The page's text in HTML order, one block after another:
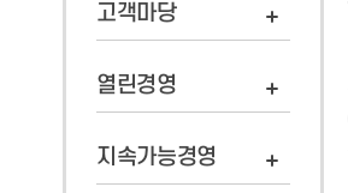
고객마당
열린경영
지속가능경영